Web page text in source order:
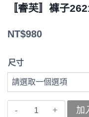
〚睿芙〛褲子
NT$980
尺寸
〚睿
加